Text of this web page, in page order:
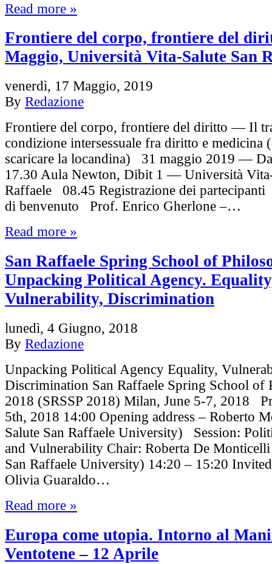
Read more »
Frontiere del corpo, frontiere del
Maggio, Università Vita-Salute San
venerdì, 17 Maggio, 2019
By Redazione
Frontiere del corpo, frontiere del diritto — Il
condizione intersessuale fra diritto e medicina
scaricare la locandina) 31 maggio 2019 —
17.30 Aula Newton, Dibit 1 — Università
Raffaele 08.45 Registrazione dei
di benvenuto Prof. Enrico Gherlone –…
Read more »
San Raffaele Spring School of
Unpacking Political Agency.
Vulnerability, Discrimination
lunedì, 4 Giugno, 2018
By Redazione
Unpacking Political Agency Equality,
Discrimination San Raffaele Spring School of
2018 (SRSSP 2018) Milan, June 5-7, 2018
5th, 2018 14:00 Opening address – Roberto
Salute San Raffaele University) Session:
and Vulnerability Chair: Roberta De
San Raffaele University) 14:20 – 15:20
Olivia Guaraldo…
Read more »
Europa come utopia. Intorno al
Ventotene – 12 Aprile